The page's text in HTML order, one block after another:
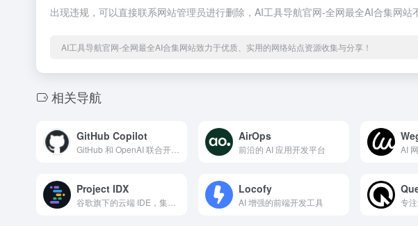
出现违规，可以直接联系网站管理员进行删除，AI工具导航官网-全网最全AI合集网站
AI工具导航官网-全网最全AI合集网站致力于优质、实用的网络站点资源收集与分享！
相关导航
GitHub Copilot AirOps
前沿的 AI 应用开发平台
Project IDX Locofy
AI 增强的前端开发工具